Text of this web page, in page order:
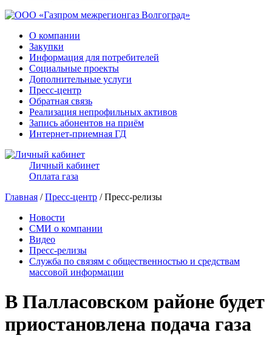
О компании
Закупки
Информация для потребителей
Социальные проекты
Дополнительные услуги
Пресс-центр
Обратная связь
Реализация непрофильных активов
Запись абонентов на приём
Интернет-приемная ГД
Личный кабинет
Оплата газа
Главная /Пресс-центр / Пресс-релизы
Новости
СМИ о компании
Видео
Пресс-релизы
Служба по связям с общественностью и средствам
массовой информации
В Палласовском районе будет
приостановлена подача газа